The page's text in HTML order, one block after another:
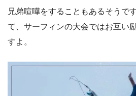
兄弟喧嘩をすることもあるそうで
て、サーフィンの大会ではお互い
すよ。